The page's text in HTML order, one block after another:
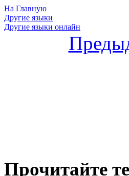
На Главную
Другие языки
Другие языки онлайн
Прочитайте